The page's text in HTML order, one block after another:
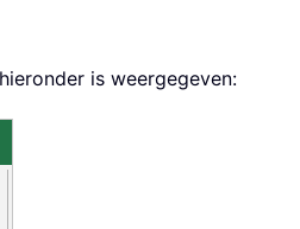
is weergegeven: